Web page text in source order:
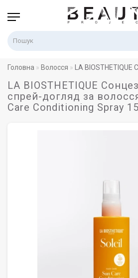
Головна Волосся LA
LA BIOSTHETIQUE
спрей-догляд за
Care Conditioning Spray